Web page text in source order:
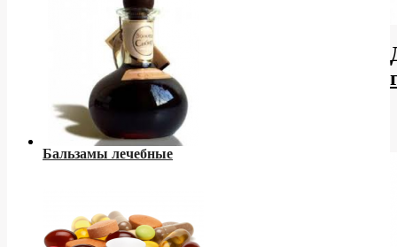
Бальзамы лечебные